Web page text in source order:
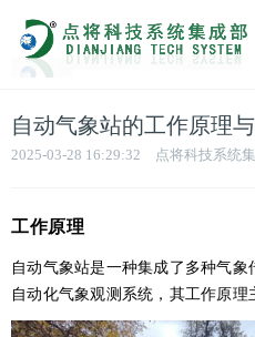
自动气象站的工作原理
2025-03-28 16:29:32 点将科技系统
工作原理
自动气象站是一种集成了多种气
自动化气象观测系统，其工作原理